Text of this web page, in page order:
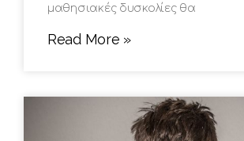
μαθησιακές δυσκολίες θα
Read More »